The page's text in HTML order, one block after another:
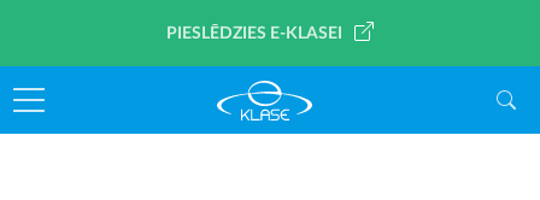
PIESLĒDZIES E-KLASEI